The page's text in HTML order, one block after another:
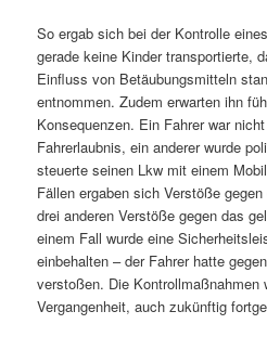
So ergab sich bei der Kontrolle
gerade keine Kinder transportierte,
Einfluss von Betäubungsmitteln
entnommen. Zudem erwarten ihn
Konsequenzen. Ein Fahrer war
Fahrerlaubnis, ein anderer wurde
steuerte seinen Lkw mit einem
Fällen ergaben sich Verstöße
drei anderen Verstöße gegen das
einem Fall wurde eine
einbehalten – der Fahrer hatte
verstoßen. Die Kontrollmaßnahmen
Vergangenheit, auch zukünftig